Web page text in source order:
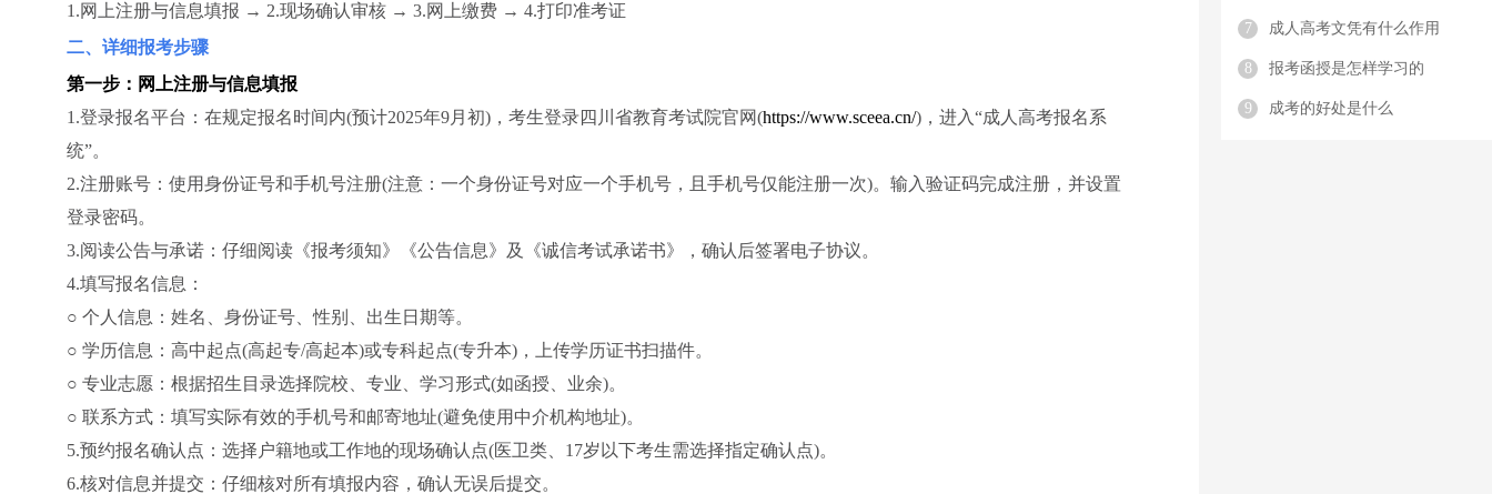
1.网上注册与信息填报 → 2.现场确认审核 → 3.网上缴费 → 4.打印准考证
二、详细报考步骤
第一步：网上注册与信息填报
1.登录报名平台：在规定报名时间内(预计2025年9月初)，考生登录四川省教育考试院官网(https://www.sceea.cn/)，进入“成人高考报名系
统”。
2.注册账号：使用身份证号和手机号注册(注意：一个身份证号对应一个手机号，且手机号仅能注册一次)。输入验证码完成注册，并设置
登录密码。
3.阅读公告与承诺：仔细阅读《报考须知》《公告信息》及《诚信考试承诺书》，确认后签署电子协议。
4.填写报名信息：
○ 个人信息：姓名、身份证号、性别、出生日期等。
○ 学历信息：高中起点(高起专/高起本)或专科起点(专升本)，上传学历证书扫描件。
○ 专业志愿：根据招生目录选择院校、专业、学习形式(如函授、业余)。
○ 联系方式：填写实际有效的手机号和邮寄地址(避免使用中介机构地址)。
5.预约报名确认点：选择户籍地或工作地的现场确认点(医卫类、17岁以下考生需选择指定确认点)。
6.核对信息并提交：仔细核对所有填报内容，确认无误后提交。
7 成人高考文凭有什么作用
8 报考函授是怎样学习的
9 成考的好处是什么